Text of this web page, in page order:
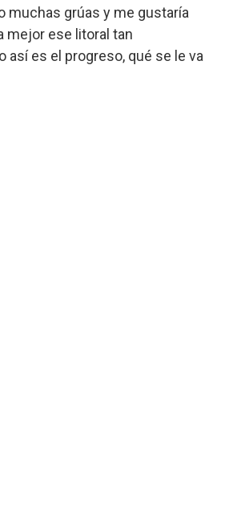
muchas grúas y me gustaría
mejor ese litoral tan
es el progreso, qué se le va